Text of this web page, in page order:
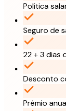
Política
Seguro de
22 + 3 dias
Desconto
Prémio